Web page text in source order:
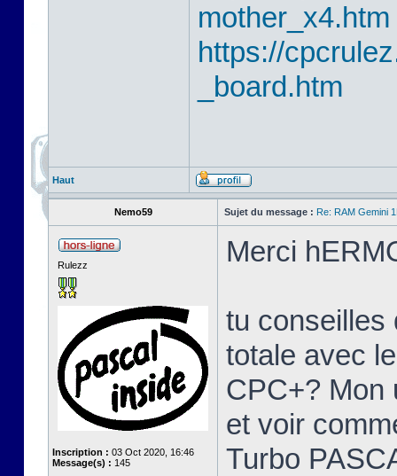
mother_x4.htm
https://
_board.htm
Haut
Nemo59 Sujet du message : Re: RAM Gemini
Rulezz
Inscription : 03 Oct 2020, 16:46
Message(s) : 145
Merci
tu conseilles
totale avec
CPC+? Mon
et voir
Turbo